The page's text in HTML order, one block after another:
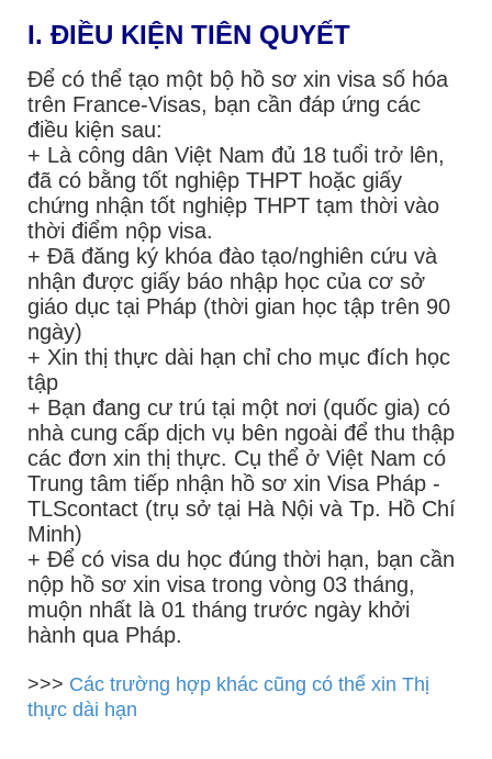
I. ĐIỀU KIỆN TIÊN QUYẾT
Để có thể tạo một bộ hồ sơ xin visa số hóa
trên France-Visas, bạn cần đáp ứng các
điều kiện sau:
+ Là công dân Việt Nam đủ 18 tuổi trở lên,
đã có bằng tốt nghiệp THPT hoặc giấy
chứng nhận tốt nghiệp THPT tạm thời vào
thời điểm nộp visa.
+ Đã đăng ký khóa đào tạo/nghiên cứu và
nhận được giấy báo nhập học của cơ sở
giáo dục tại Pháp (thời gian học tập trên 90
ngày)
+ Xin thị thực dài hạn chỉ cho mục đích học
tập
+ Bạn đang cư trú tại một nơi (quốc gia) có
nhà cung cấp dịch vụ bên ngoài để thu thập
các đơn xin thị thực. Cụ thể ở Việt Nam có
Trung tâm tiếp nhận hồ sơ xin Visa Pháp -
TLScontact (trụ sở tại Hà Nội và Tp. Hồ Chí
Minh)
+ Để có visa du học đúng thời hạn, bạn cần
nộp hồ sơ xin visa trong vòng 03 tháng,
muộn nhất là 01 tháng trước ngày khởi
hành qua Pháp.
>>> Các trường hợp khác cũng có thể xin Thị
thực dài hạn